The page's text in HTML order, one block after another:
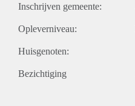
Inschrijven gemeente:
Opleverniveau:
Huisgenoten:
Bezichtiging